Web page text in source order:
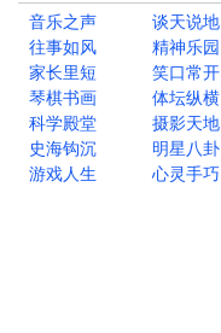
音乐之声
谈天说地
往事如风
精神乐园
家长里短
笑口常开
琴棋书画
体坛纵横
科学殿堂
摄影天地
史海钩沉
明星八卦
游戏人生
心灵手巧